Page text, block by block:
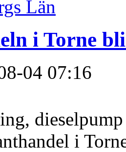
Län
i Torne
04 07:16
i